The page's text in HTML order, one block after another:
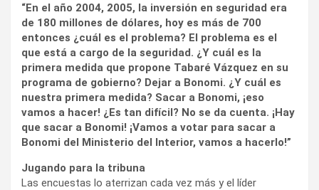
“En el año 2004, 2005, la inversión en seguridad era
de 180 millones de dólares, hoy es más de 700
entonces ¿cuál es el problema? El problema es el
que está a cargo de la seguridad. ¿Y cuál es la
primera medida que propone Tabaré Vázquez en su
programa de gobierno? Dejar a Bonomi. ¿Y cuál es
nuestra primera medida? Sacar a Bonomi, ¡eso
vamos a hacer! ¿Es tan difícil? No se da cuenta. ¡Hay
que sacar a Bonomi! ¡Vamos a votar para sacar a
Bonomi del Ministerio del Interior, vamos a hacerlo!”
Jugando para la tribuna
Las encuestas lo aterrizan cada vez más y el líder